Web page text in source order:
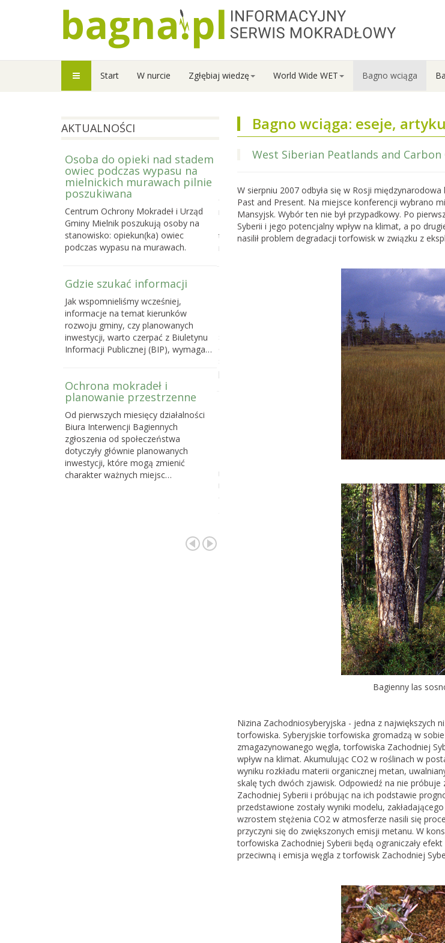
Start W nurcie Zgłębiaj wiedzę World Wide WET Bagno wciąga
Bagno wciąga: eseje,
West Siberian Peatlands and Carbon
W sierpniu 2007 odbyła się w Rosji
Past and Present. Na miejsce konferencji wybrano
Mansyjsk. Wybór ten nie był przypadkowy. Po
Syberii i jego potencjalny wpływ na klimat, a po
nasilił problem degradacji torfowisk w związku z
Bagienny las
Nizina Zachodniosyberyjska - jedna z największych
torfowiska. Syberyjskie torfowiska gromadzą w
zmagazynowanego węgla, torfowiska Zachodniej
wpływ na klimat. Akumulując CO2 w roślinach w
wyniku rozkładu materii organicznej metan,
skalę tych dwóch zjawisk. Odpowiedź na nie
Zachodniej Syberii i próbując na ich podstawie
przedstawione zostały wyniki modelu,
wzrostem stężenia CO2 w atmosferze nasili się
przyczyni się do zwiększonych emisji metanu. W
torfowiska Zachodniej Syberii będą ograniczały
przeciwną i emisja węgla z torfowisk Zachodniej
AKTUALNOŚCI
Osoba do opieki nad stadem
owiec podczas wypasu na
mielnickich murawach pilnie
poszukiwana
Centrum Ochrony Mokradeł i Urząd
Gminy Mielnik poszukują osoby na
stanowisko: opiekun(ka) owiec
podczas wypasu na murawach.
Gdzie szukać informacji
Jak wspomnieliśmy wcześniej,
informacje na temat kierunków
rozwoju gminy, czy planowanych
inwestycji, warto czerpać z Biuletynu
Informacji Publicznej (BIP), wymaga…
Ochrona mokradeł i
planowanie przestrzenne
Od pierwszych miesięcy działalności
Biura Interwencji Bagiennych
zgłoszenia od społeczeństwa
dotyczyły głównie planowanych
inwestycji, które mogą zmienić
charakter ważnych miejsc…
Prowadzimy nabór do
Centrum Ochrony Mokradeł otwiera
nabór do trzeciej edycji Letniej Szkoły
Bagiennej, czyli tygodniowego
terenowego kursu ekologii i ochrony
mokradeł, która…
Do 16 maja br. możesz zabrać głos w
sprawie poselskiego projektu ustawy
o ochronie przyrody dającej
samorządom prawo blokowania
powstawania…
działań oddolnych lokalnych
Z naszych doświadczeń wynika, że
najskuteczniejsze interwencje mające
na celu ochronę tych niezwykle
cennych i ważnych siedlisk to te,